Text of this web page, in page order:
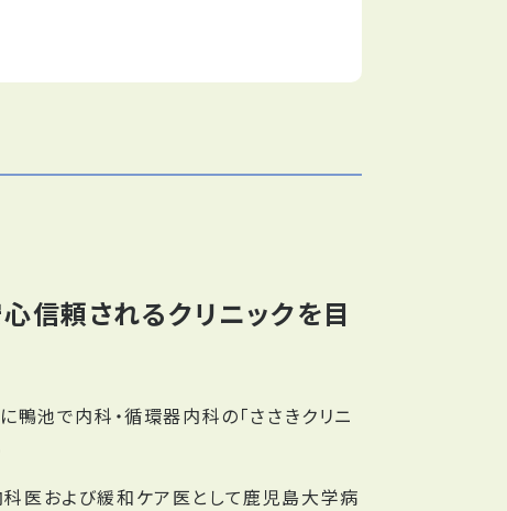
信頼されるクリニックを目
鴨池で内科・循環器内科の「ささきクリニ
医および緩和ケア医として鹿児島大学病